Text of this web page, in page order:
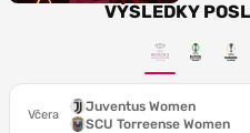
VÝSLEDKY
Včera
Juventus Women
SCU Torreense Women